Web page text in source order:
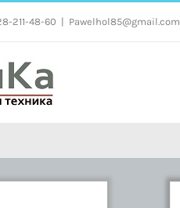
211-48-60 Pawelhol85@gmail.com